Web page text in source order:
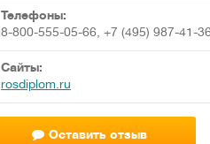
Телефоны:
8-800-555-05-66, +7 (495) 987-41-
Сайты:
rosdiplom.ru
Оставить отзыв